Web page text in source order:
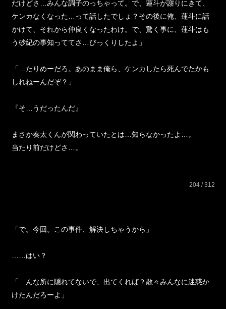
だけどさ…みんな調子のっちゃって。で、蓮斗が謝りにきて、
ケンカなくなった…って話したでしょ？その後に俺、蓮斗に話
かけて、それから仲良くなったわけ。で、驚く事に、蓮斗はも
う砂紀の事知っててさ…びっくりしたよ」
「…たりめーだろ。あのまま俺ら、ケンカしたら死んでたかも
しれねーんだぞ？」
『そ…うだったんだ』
まさか奏太くんが関わっていたとは…知らなかったよ…。
当たり前だけどさ…。
204 / 312
「で。今回。この事件、解決しちゃうから」
……はい？
「…んな所に隠れてないで、出てくれば？散々みんなに迷惑か
けたんだろーよ」